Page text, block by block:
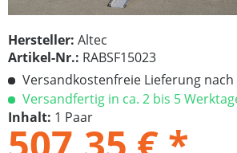
Hersteller: Altec
Artikel-Nr.: RABSF15023
Versandkostenfreie Lieferung
Versandfertig in ca. 2 bis 5
Inhalt: 1 Paar